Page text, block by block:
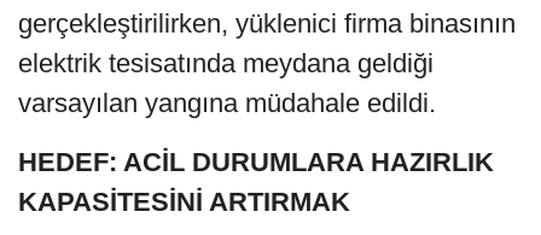
gerçekleştirilirken, yüklenici firma binasının
elektrik tesisatında meydana geldiği
varsayılan yangına müdahale edildi.
HEDEF: ACİL DURUMLARA HAZIRLIK
KAPASİTESİNİ ARTIRMAK